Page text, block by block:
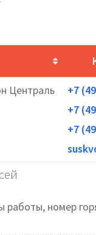
Централь
+7
+7
+7
номер